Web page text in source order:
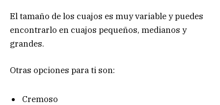
El tamaño de los cuajos es muy variable y puedes
encontrarlo en cuajos pequeños, medianos y
grandes.
Otras opciones para ti son:
Cremoso